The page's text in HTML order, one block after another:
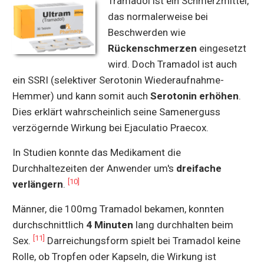
das normalerweise bei
Beschwerden wie
Rückenschmerzen eingesetzt
wird. Doch Tramadol ist auch
ein SSRI (selektiver Serotonin Wiederaufnahme-
Hemmer) und kann somit auch Serotonin erhöhen.
Dies erklärt wahrscheinlich seine Samenerguss
verzögernde Wirkung bei Ejaculatio Praecox.
In Studien konnte das Medikament die
Durchhaltezeiten der Anwender um's dreifache
verlängern. [10]
Männer, die 100mg Tramadol bekamen, konnten
durchschnittlich 4 Minuten lang durchhalten beim
Sex. [11] Darreichungsform spielt bei Tramadol keine
Rolle, ob Tropfen oder Kapseln, die Wirkung ist